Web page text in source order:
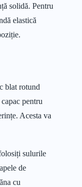
solidă. Pentru
elastică
blat rotund
pentru
Acesta va
sulurile
de
cu